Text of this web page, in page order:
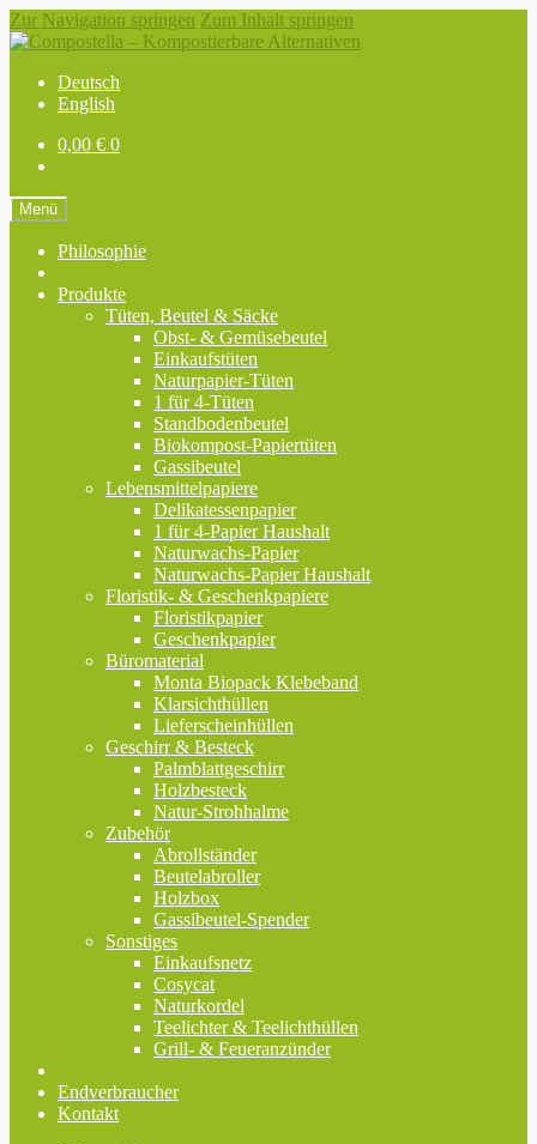
Zur Navigation springen Zum Inhalt springen
Deutsch
English
0,00 € 0
Menü
Philosophie
Produkte
Tüten, Beutel & Säcke
Obst- & Gemüsebeutel
Einkaufstüten
Naturpapier-Tüten
1 für 4-Tüten
Standbodenbeutel
Biokompost-Papiertüten
Gassibeutel
Lebensmittelpapiere
Delikatessenpapier
1 für 4-Papier Haushalt
Naturwachs-Papier
Naturwachs-Papier Haushalt
Floristik- & Geschenkpapiere
Floristikpapier
Geschenkpapier
Büromaterial
Monta Biopack Klebeband
Klarsichthüllen
Lieferscheinhüllen
Geschirr & Besteck
Palmblattgeschirr
Holzbesteck
Natur-Strohhalme
Zubehör
Abrollständer
Beutelabroller
Holzbox
Gassibeutel-Spender
Sonstiges
Einkaufsnetz
Cosycat
Naturkordel
Teelichter & Teelichthüllen
Grill- & Feueranzünder
Endverbraucher
Kontakt